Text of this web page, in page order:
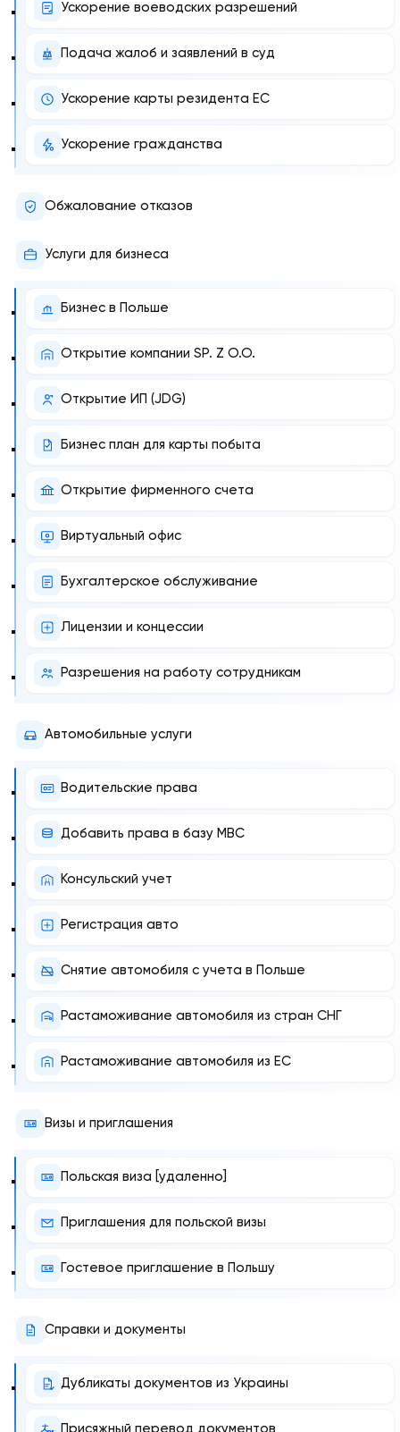
Ускорение воеводских разрешений
Подача жалоб и заявлений в суд
Ускорение карты резидента ЕС
Ускорение гражданства
Обжалование отказов
Услуги для бизнеса
Бизнес в Польше
Открытие компании SP. Z O.O.
Открытие ИП (JDG)
Бизнес план для карты побыта
Открытие фирменного счета
Виртуальный офис
Бухгалтерское обслуживание
Лицензии и концессии
Разрешения на работу сотрудникам
Автомобильные услуги
Водительские права
Добавить права в базу МВС
Консульский учет
Регистрация авто
Снятие автомобиля с учета в Польше
Растаможивание автомобиля из стран СНГ
Растаможивание автомобиля из ЕС
Визы и приглашения
Польская виза [удаленно]
Приглашения для польской визы
Гостевое приглашение в Польшу
Справки и документы
Дубликаты документов из Украины
Присяжный перевод документов